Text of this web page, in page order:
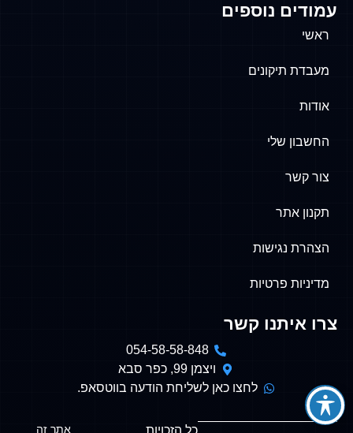
עמודים נוספים
ראשי
מעבדת תיקונים
אודות
החשבון שלי
צור קשר
תקנון אתר
הצהרת נגישות
מדיניות פרטיות
צרו איתנו קשר
054-58-58-848
ויצמן 99, כפר סבא
לחצו כאן לשליחת הודעה בווטסאפ.
אתר זה